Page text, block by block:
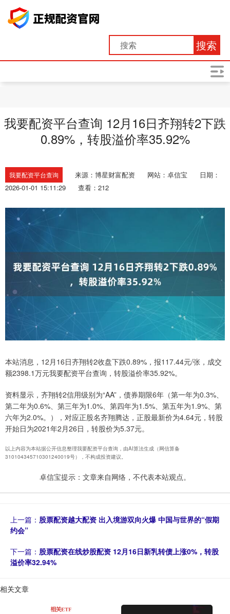
搜索
我要配资平台查询 12月16日齐翔转2下跌
0.89%，转股溢价率35.92%
我要配资平台查询 来源：博星财富配资 网站：卓信宝
日期：
2026-01-01 15:11:29
查看：212
本站消息，12月16日齐翔转2收盘下跌0.89%，报117.44元/张，成交
额2398.1万元我要配资平台查询，转股溢价率35.92%。
资料显示，齐翔转2信用级别为“AA”，债券期限6年（第一年为0.3%、
第二年为0.6%、第三年为1.0%、第四年为1.5%、第五年为1.9%、第
六年为2.0%。），对应正股名齐翔腾达，正股最新价为4.64元，转股
开始日为2021年2月26日，转股价为5.37元。
以上内容为本站据公开信息整理我要配资平台查询，由AI算法生成（网信算备
310104345710301240019号），不构成投资建议。
卓信宝提示：文章来自网络，不代表本站观点。
上一篇： 股票配资越大配资 出入境游双向火爆 中国与世界的“假期
约会”
下一篇： 股票配资在线炒股配资 12月16日新乳转债上涨0%，转股
溢价率32.94%
相关文章